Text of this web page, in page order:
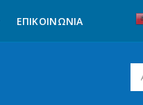
ΕΠΙΚΟΙΝΩΝΊΑ